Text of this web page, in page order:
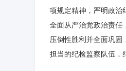
项规定精神，严明政治
全面从严治党政治责任
压倒性胜利并全面巩
担当的纪检监察队伍，